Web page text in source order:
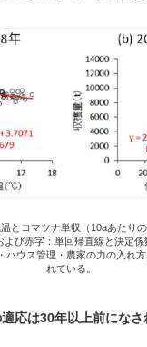
とコマツナ単収（10aあたり
よび赤字：単回帰直線と決定
ハウス管理・農家の力の入れ
れている。
応は30年以上前になさ